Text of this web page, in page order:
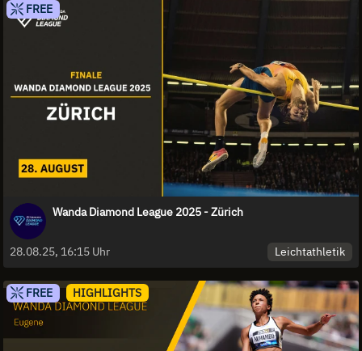
FREE
Wanda Diamond League 2025 - Zürich
28.08.25, 16:15 Uhr Leichtathletik
FREE HIGHLIGHTS